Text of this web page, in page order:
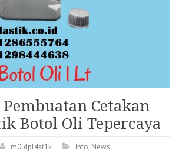
Cetakan
Botol Oli Tepercaya
m0ldpl4st1k Info, News